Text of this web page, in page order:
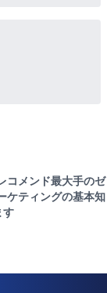
コメンド最大手のゼ
ケティングの基本知
す